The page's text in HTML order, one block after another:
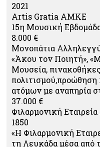
2021
Artis Gratia ΑΜΚΕ
15η Μουσική
8.000 €
Μονοπάτια
«Άκου τον Ποιητή»,
Μουσεία,
ατόμων με αναπηρία
37.000 €
Φιλαρμονική
1850
«Η Φιλαρμονική
τη Λευκάδα μέσα από